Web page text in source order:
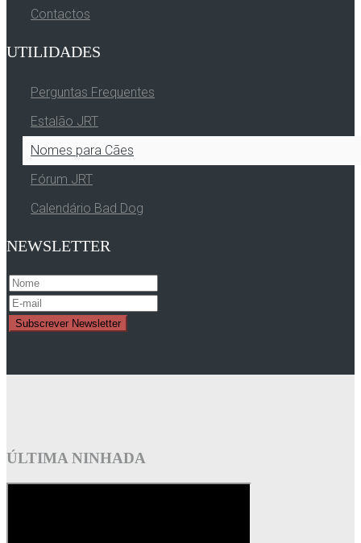
Contactos
UTILIDADES
Perguntas Frequentes
Estalão JRT
Nomes para Cães
Fórum JRT
Calendário Bad Dog
NEWSLETTER
ÚLTIMA NINHADA